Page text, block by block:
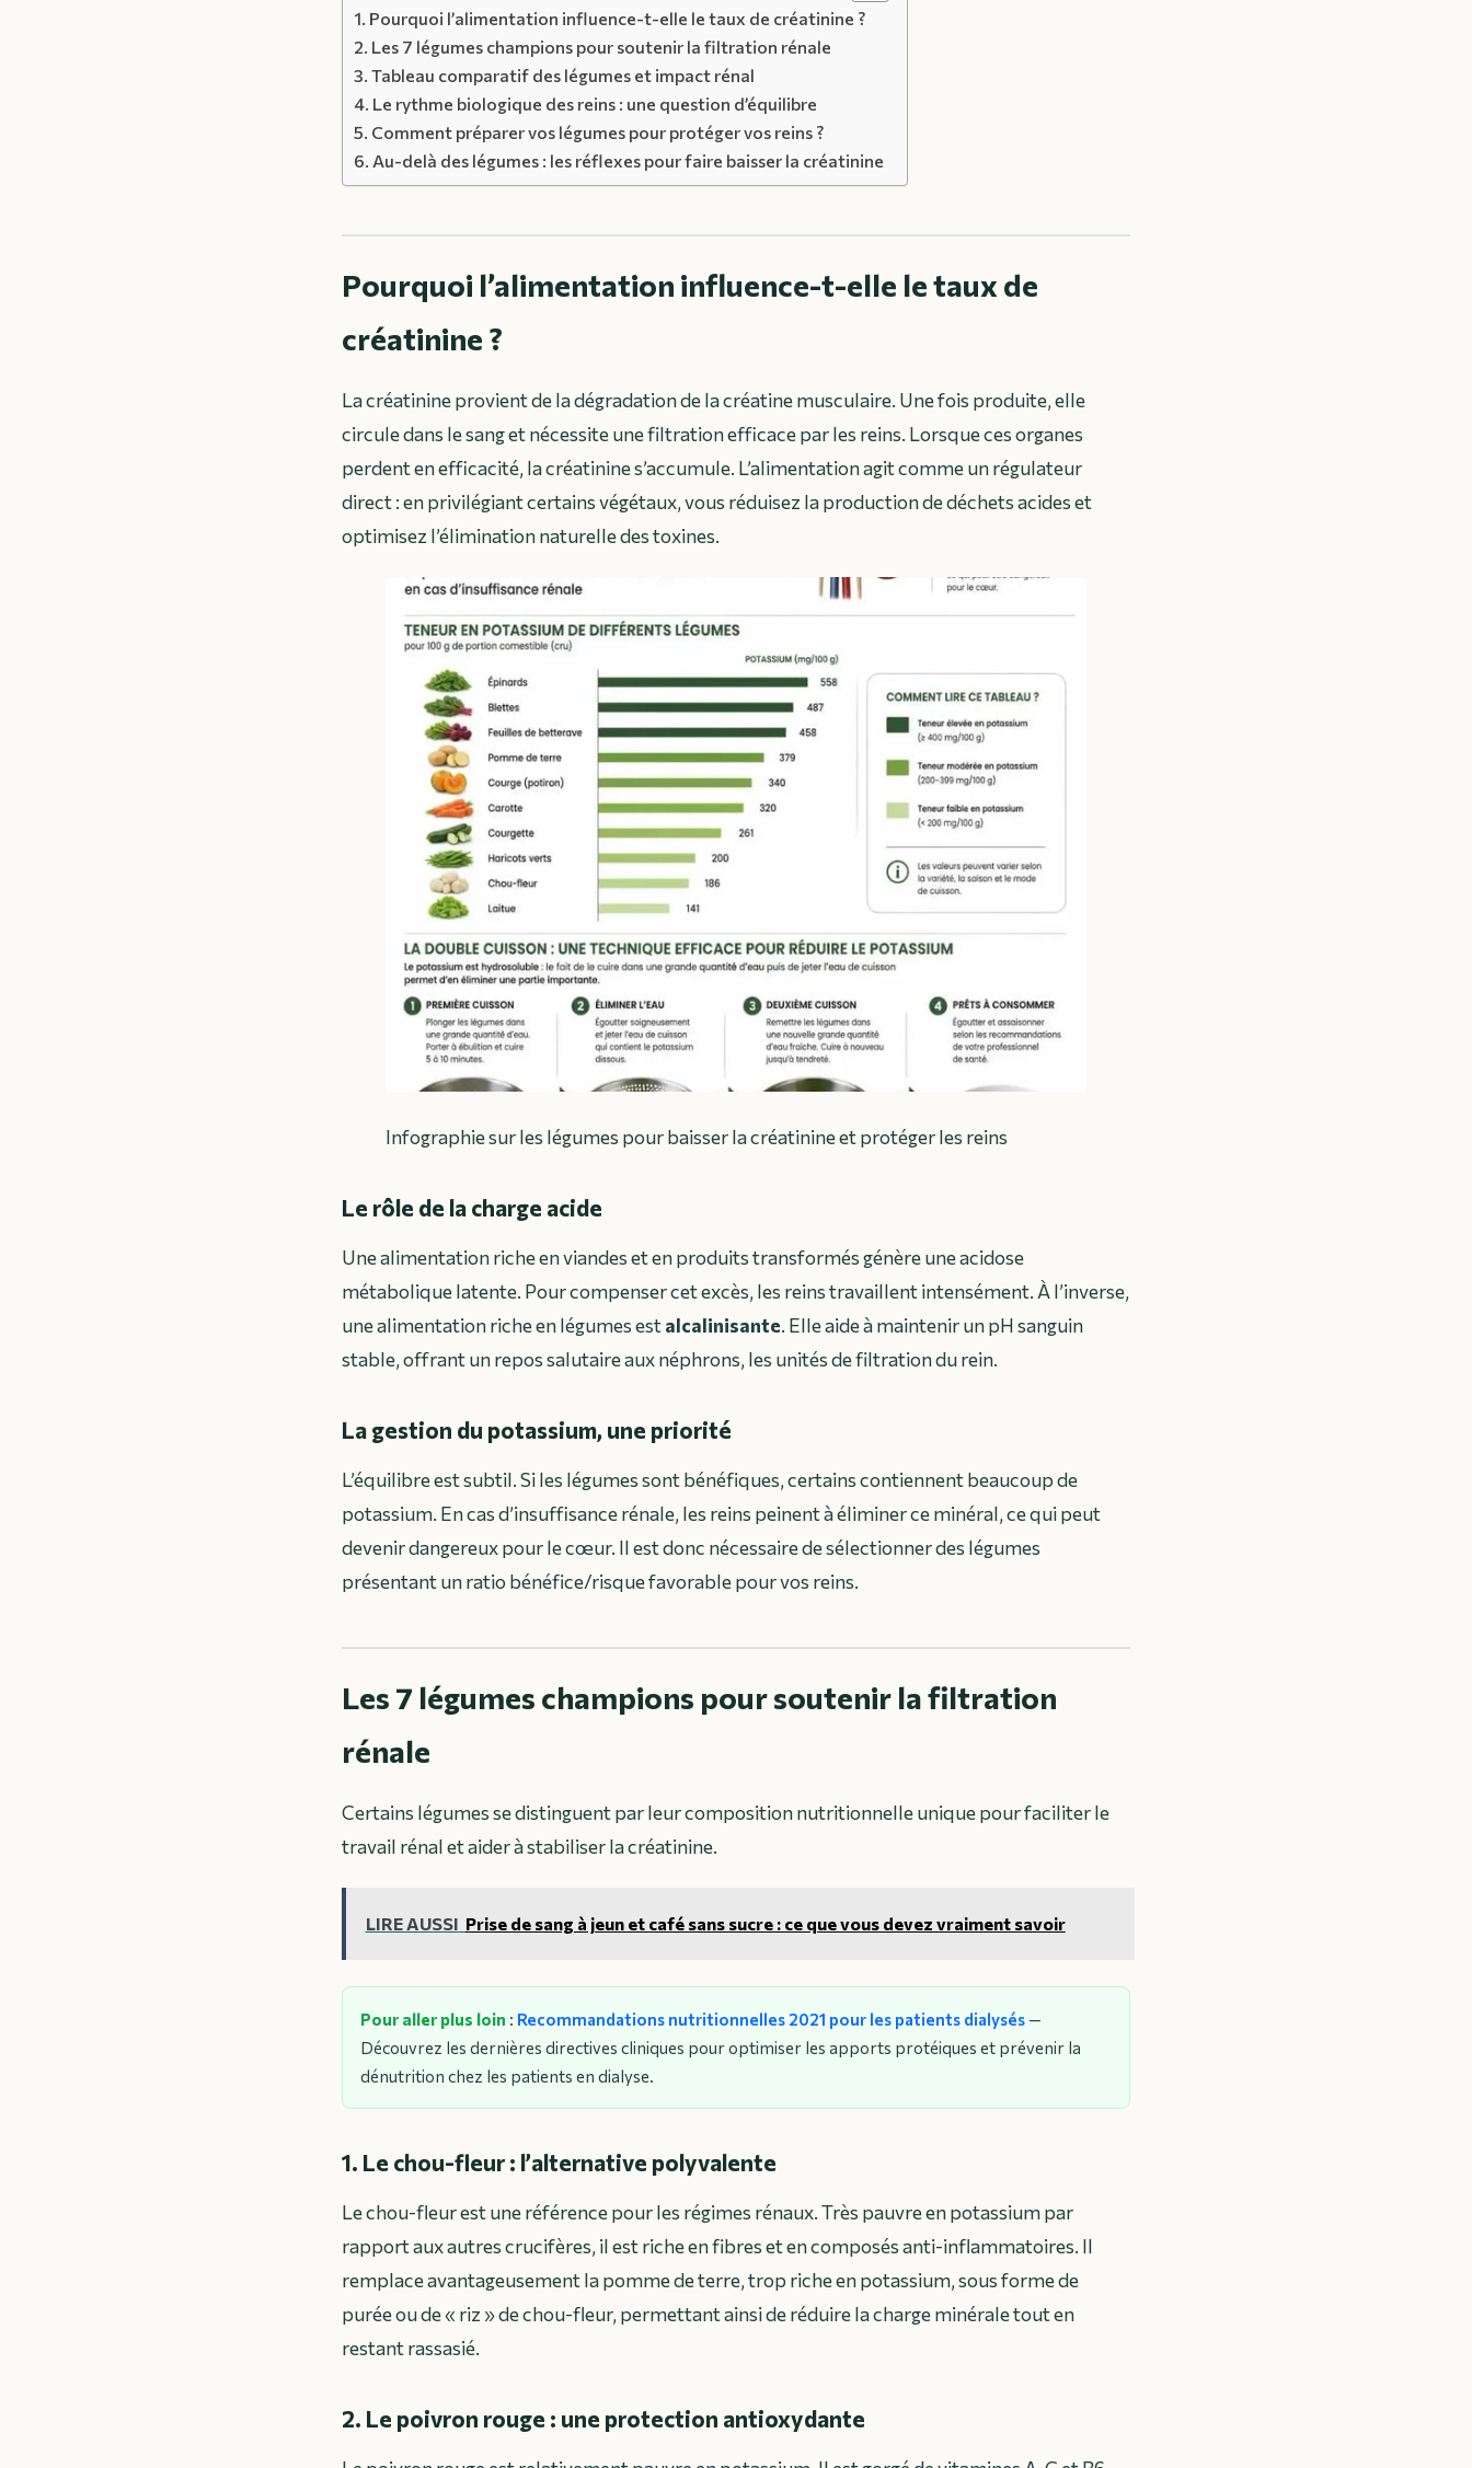
Pourquoi l’alimentation influence-t-elle le taux de créatinine ?
Les 7 légumes champions pour soutenir la filtration rénale
Tableau comparatif des légumes et impact rénal
Le rythme biologique des reins : une question d’équilibre
Comment préparer vos légumes pour protéger vos reins ?
Au-delà des légumes : les réflexes pour faire baisser la créatinine
Pourquoi l’alimentation influence-t-elle le taux de
créatinine ?
La créatinine provient de la dégradation de la créatine musculaire. Une fois produite, elle
circule dans le sang et nécessite une filtration efficace par les reins. Lorsque ces organes
perdent en efficacité, la créatinine s’accumule. L’alimentation agit comme un régulateur
direct : en privilégiant certains végétaux, vous réduisez la production de déchets acides et
optimisez l’élimination naturelle des toxines.
Infographie sur les légumes pour baisser la créatinine et protéger les reins
Le rôle de la charge acide
Une alimentation riche en viandes et en produits transformés génère une acidose
métabolique latente. Pour compenser cet excès, les reins travaillent intensément. À l’inverse,
une alimentation riche en légumes estalcalinisante. Elle aide à maintenir un pH sanguin
stable, offrant un repos salutaire aux néphrons, les unités de filtration du rein.
La gestion du potassium, une priorité
L’équilibre est subtil. Si les légumes sont bénéfiques, certains contiennent beaucoup de
potassium. En cas d’insuffisance rénale, les reins peinent à éliminer ce minéral, ce qui peut
devenir dangereux pour le cœur. Il est donc nécessaire de sélectionner des légumes
présentant un ratio bénéfice/risque favorable pour vos reins.
Les 7 légumes champions pour soutenir la filtration
rénale
Certains légumes se distinguent par leur composition nutritionnelle unique pour faciliter le
travail rénal et aider à stabiliser la créatinine.
LIRE AUSSI Prise de sang à jeun et café sans sucre : ce que vous devez vraiment savoir
Pour aller plus loin : Recommandations nutritionnelles 2021 pour les patients dialysés —
Découvrez les dernières directives cliniques pour optimiser les apports protéiques et prévenir la
dénutrition chez les patients en dialyse.
1. Le chou-fleur : l’alternative polyvalente
Le chou-fleur est une référence pour les régimes rénaux. Très pauvre en potassium par
rapport aux autres crucifères, il est riche en fibres et en composés anti-inflammatoires. Il
remplace avantageusement la pomme de terre, trop riche en potassium, sous forme de
purée ou de « riz » de chou-fleur, permettant ainsi de réduire la charge minérale tout en
restant rassasié.
2. Le poivron rouge : une protection antioxydante